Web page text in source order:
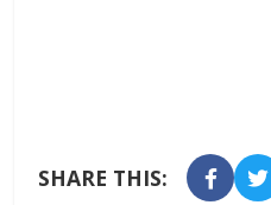
SHARE THIS: